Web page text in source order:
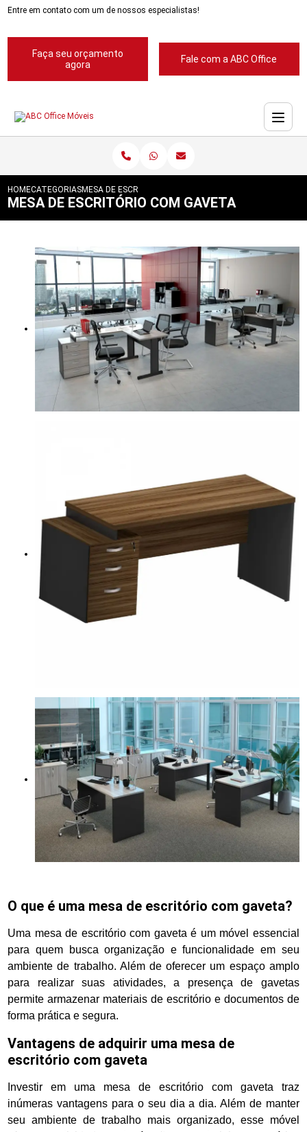
Entre em contato com um de nossos especialistas!
Faça seu orçamento
agora
Fale com a ABC Office
HOMECATEGORIASMESA DE ESCRITORIO COM GAVETA
MESA DE ESCRITÓRIO COM GAVETA
O que é uma mesa de escritório com gaveta?
Uma mesa de escritório com gaveta é um móvel essencial
para quem busca organização e funcionalidade em seu
ambiente de trabalho. Além de oferecer um espaço amplo
para realizar suas atividades, a presença de gavetas
permite armazenar materiais de escritório e documentos de
forma prática e segura.
Vantagens de adquirir uma mesa de
escritório com gaveta
Investir em uma mesa de escritório com gaveta traz
inúmeras vantagens para o seu dia a dia. Além de manter
seu ambiente de trabalho mais organizado, esse móvel